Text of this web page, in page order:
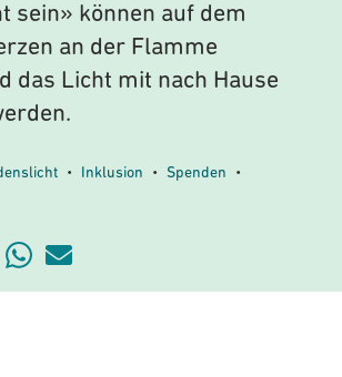
sein» können auf dem
an der Flamme
das Licht mit nach Hause
• Inklusion • Spenden •